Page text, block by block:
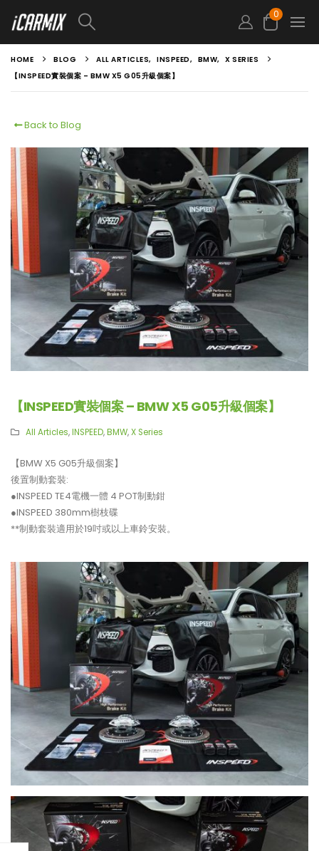
0
HOME BLOG ALL ARTICLES, INSPEED, BMW, X SERIES
【INSPEED實裝個案 – BMW X5 G05升級個案】
Back to Blog
【INSPEED實裝個案 – BMW X5 G05升級個案】
All Articles,INSPEED,BMW,X Series
【BMW X5 G05升級個案】
後置制動套裝:
●INSPEED TE4電機一體 4 POT制動鉗
●INSPEED 380mm樹枝碟
**制動套裝適用於19吋或以上車鈴安裝。
【LARTE-Design: 打造出終極版
本的BMW XM】
【再向經典致敬!! Suzuki Jimny
XL化身迷你G-Class】
【打造一部更簡潔有力的Honda
Type-R FL5?!】
【真正碳為觀止!! McLaren
720S升級攻略】
【不能錯過的最新升級改
Instagram Reels】
【全球限量一部!! McLaren
650S Project Kilo升級攻